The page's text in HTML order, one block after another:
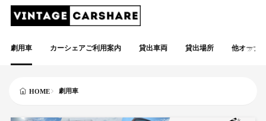
劇用車 カーシェアご利用案内 貸出車両 貸出場所 他オーナ
HOME 劇用車